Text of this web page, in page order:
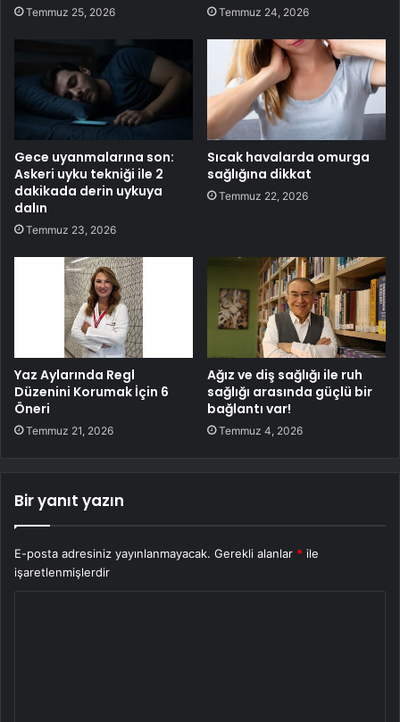
Temmuz 25, 2026 Temmuz 24, 2026
Gece uyanmalarına son:
Askeri uyku tekniği ile 2
dakikada derin uykuya
dalın
Temmuz 23, 2026
Sıcak havalarda omurga
sağlığına dikkat
Temmuz 22, 2026
Yaz Aylarında Regl
Düzenini Korumak İçin 6
Öneri
Temmuz 21, 2026
Ağız ve diş sağlığı ile ruh
sağlığı arasında güçlü bir
bağlantı var!
Temmuz 4, 2026
Bir yanıt yazın
E-posta adresiniz yayınlanmayacak. Gerekli alanlar * ile
işaretlenmişlerdir